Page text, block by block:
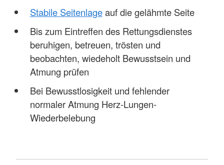
Stabile Seitenlageauf die gelähmte Seite
Bis zum Eintreffen des Rettungsdienstes
beruhigen, betreuen, trösten und
beobachten, wiedeholt Bewusstsein und
Atmung prüfen
Bei Bewusstlosigkeit und fehlender
normaler Atmung Herz-Lungen-
Wiederbelebung